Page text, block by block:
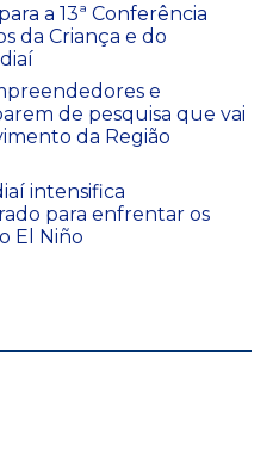
a 13ª Conferência
da Criança e do
e
de pesquisa que vai
da Região
intensifica
para enfrentar os
El Niño